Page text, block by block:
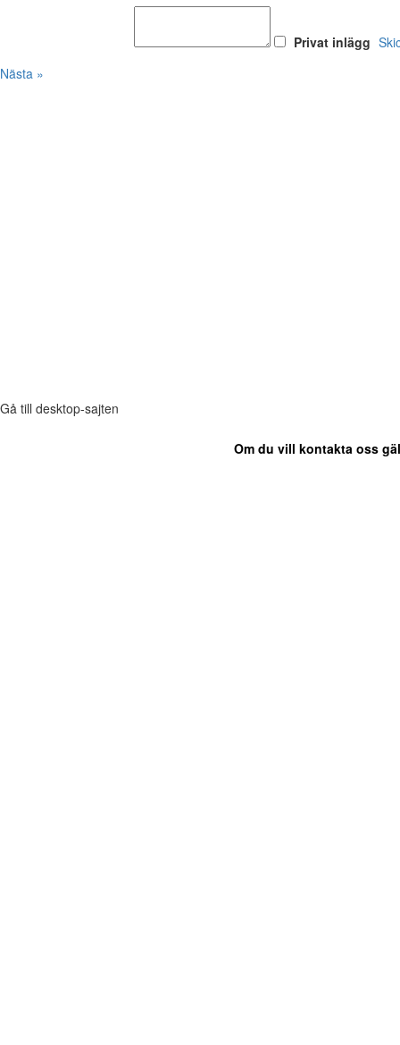
Privat inlägg
Nästa »
Gå till desktop-sajten
Om du vill kontakta oss